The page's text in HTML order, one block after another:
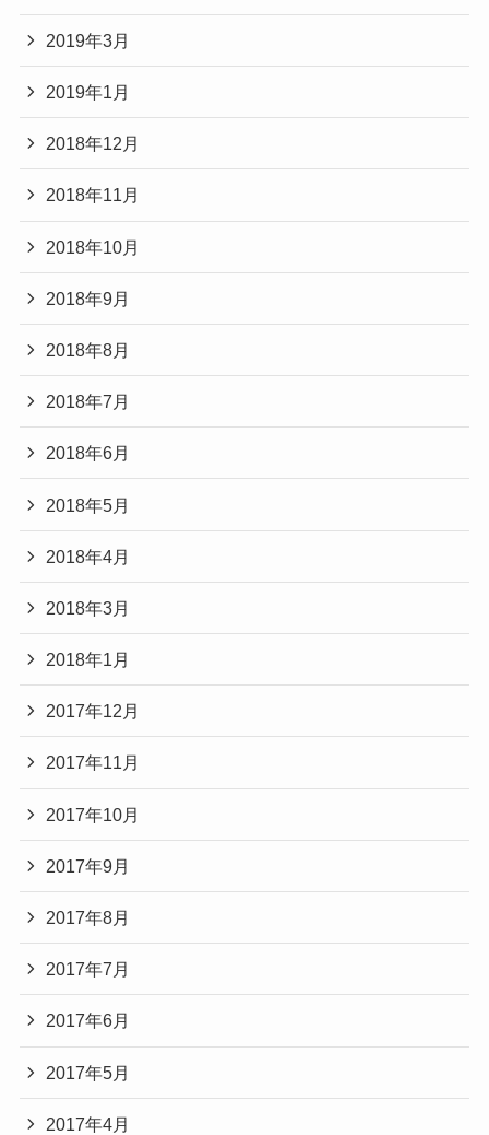
2019年3月
2019年1月
2018年12月
2018年11月
2018年10月
2018年9月
2018年8月
2018年7月
2018年6月
2018年5月
2018年4月
2018年3月
2018年1月
2017年12月
2017年11月
2017年10月
2017年9月
2017年8月
2017年7月
2017年6月
2017年5月
2017年4月